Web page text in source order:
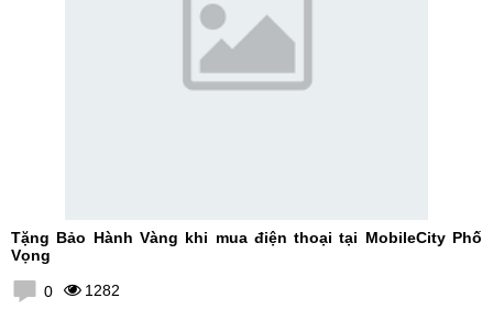
Tặng Bảo Hành Vàng khi mua điện thoại tại MobileCity Phố
Vọng
0 1282